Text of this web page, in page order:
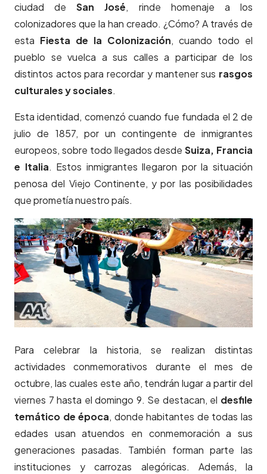
ciudad deSan José, rinde homenaje a los
colonizadores que la han creado. ¿Cómo? A través de
esta Fiesta de la Colonización, cuando todo el
pueblo se vuelca a sus calles a participar de los
distintos actos para recordar y mantener sus rasgos
culturales y sociales.
Esta identidad, comenzó cuando fue fundada el 2 de
julio de 1857, por un contingente de inmigrantes
europeos, sobre todo llegados desdeSuiza, Francia
e Italia. Estos inmigrantes llegaron por la situación
penosa del Viejo Continente, y por las posibilidades
que prometía nuestro país.
Para celebrar la historia, se realizan distintas
actividades conmemorativos durante el mes de
octubre, las cuales este año, tendrán lugar a partir del
viernes 7 hasta el domingo 9. Se destacan, el desfile
temático de época, donde habitantes de todas las
edades usan atuendos en conmemoración a sus
generaciones pasadas. También forman parte las
instituciones y carrozas alegóricas. Además, la